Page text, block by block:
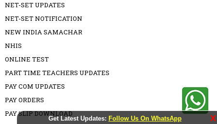
Get Latest Updates: Follow Us On WhatsApp X
NET-SET UPDATES
NET-SET NOTIFICATION
NEW INDIA SAMACHAR
NHIS
ONLINE TEST
PART TIME TEACHERS UPDATES
PAY COM UPDATES
PAY ORDERS
PAY SLIP DOWNLOAD